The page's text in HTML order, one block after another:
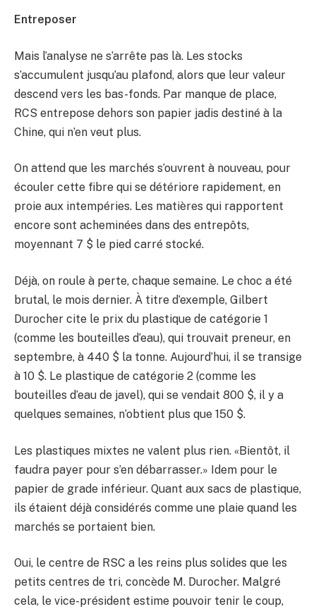
Entreposer
Mais l’analyse ne s’arrête pas là. Les stocks
s’accumulent jusqu’au plafond, alors que leur valeur
descend vers les bas-fonds. Par manque de place,
RCS entrepose dehors son papier jadis destiné à la
Chine, qui n’en veut plus.
On attend que les marchés s’ouvrent à nouveau, pour
écouler cette fibre qui se détériore rapidement, en
proie aux intempéries. Les matières qui rapportent
encore sont acheminées dans des entrepôts,
moyennant 7 $ le pied carré stocké.
Déjà, on roule à perte, chaque semaine. Le choc a été
brutal, le mois dernier. À titre d’exemple, Gilbert
Durocher cite le prix du plastique de catégorie 1
(comme les bouteilles d’eau), qui trouvait preneur, en
septembre, à 440 $ la tonne. Aujourd’hui, il se transige
à 10 $. Le plastique de catégorie 2 (comme les
bouteilles d’eau de javel), qui se vendait 800 $, il y a
quelques semaines, n’obtient plus que 150 $.
Les plastiques mixtes ne valent plus rien. «Bientôt, il
faudra payer pour s’en débarrasser.» Idem pour le
papier de grade inférieur. Quant aux sacs de plastique,
ils étaient déjà considérés comme une plaie quand les
marchés se portaient bien.
Oui, le centre de RSC a les reins plus solides que les
petits centres de tri, concède M. Durocher. Malgré
cela, le vice-président estime pouvoir tenir le coup,